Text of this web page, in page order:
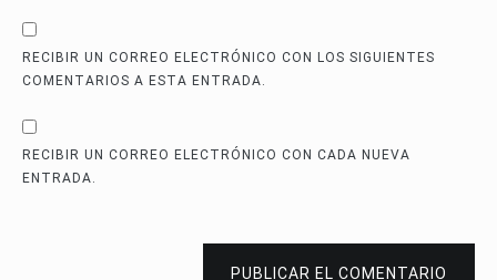
RECIBIR UN CORREO ELECTRÓNICO CON LOS SIGUIENTES
COMENTARIOS A ESTA ENTRADA.
RECIBIR UN CORREO ELECTRÓNICO CON CADA NUEVA
ENTRADA.
PUBLICAR EL COMENTARIO